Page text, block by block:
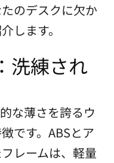
のデスクに欠か
します。
洗練され
な薄さを誇るウ
です。ABSとア
レームは、軽量